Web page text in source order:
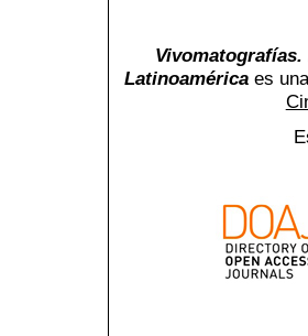
Latinoaméricaes